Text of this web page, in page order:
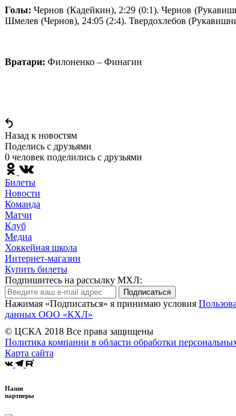
Голы: Чернов (Кадейкин), 2:29 (0:1). Чернов
Шмелев (Чернов), 24:05 (2:4). Твердохлебов
Вратари: Филоненко – Финагин
Назад к новостям
Поделись c друзьями
0 человек поделились c друзьями
Билеты
Новости
Команда
Матчи
Клуб
Медиа
Хоккейная школа
Интернет-магазин
Купить билеты
Подпишитесь на рассылку МХЛ:
Подписаться
Нажимая «Подписаться» я принимаю условия
данных ООО «КХЛ»
© ЦСКА 2018 Все права защищены
Политика компании в области обработки
Карта сайта
Наши
партнеры